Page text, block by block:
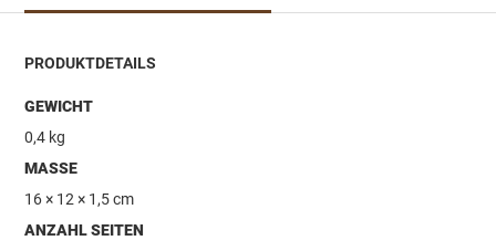
PRODUKTDETAILS
GEWICHT
0,4 kg
MASSE
16 × 12 × 1,5 cm
ANZAHL SEITEN